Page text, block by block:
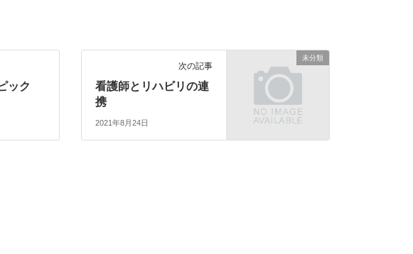
ック
未分類
次の記事
看護師とリハビリの連
携
2021年8月24日